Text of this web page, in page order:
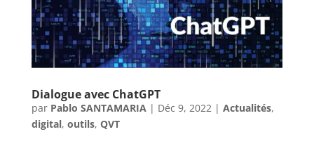
Dialogue avec ChatGPT
par Pablo SANTAMARIA| Déc 9, 2022| Actualités,
digital, outils, QVT